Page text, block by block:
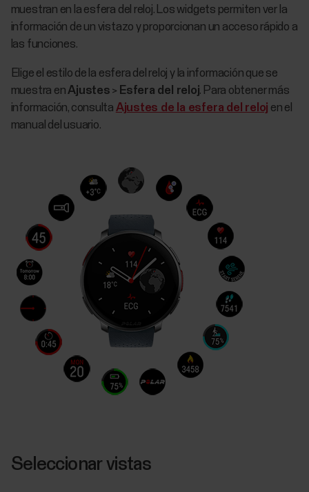
muestran en la esfera del reloj. Los widgets permiten ver la
información de un vistazo y proporcionan un acceso rápido a
las funciones.
Elige el estilo de la esfera del reloj y la información que se
muestra enAjustes > Esfera del reloj. Para obtener más
información, consulta Ajustes de la esfera del reloj en el
manual del usuario.
Seleccionar vistas